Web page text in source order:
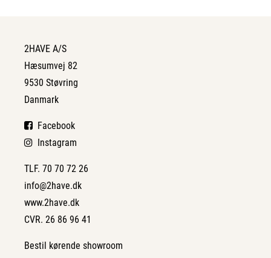
2HAVE A/S
Hæsumvej 82
9530 Støvring
Danmark
Facebook
Instagram
TLF. 70 70 72 26
info@2have.dk
www.2have.dk
CVR. 26 86 96 41
Bestil kørende showroom